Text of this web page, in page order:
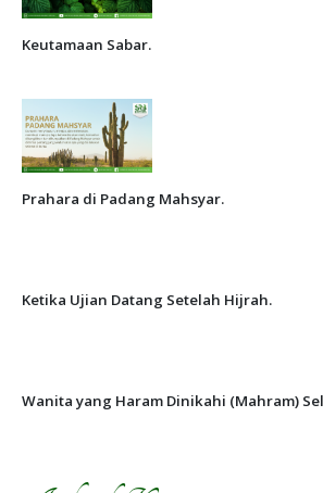
Keutamaan Sabar.
Prahara di Padang Mahsyar.
Ketika Ujian Datang Setelah Hijrah.
Wanita yang Haram Dinikahi (Mahram)